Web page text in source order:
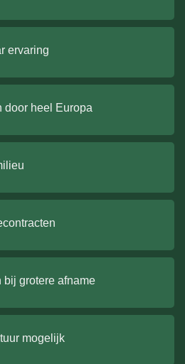
ervaring
door heel Europa
grotere afname
mogelijk